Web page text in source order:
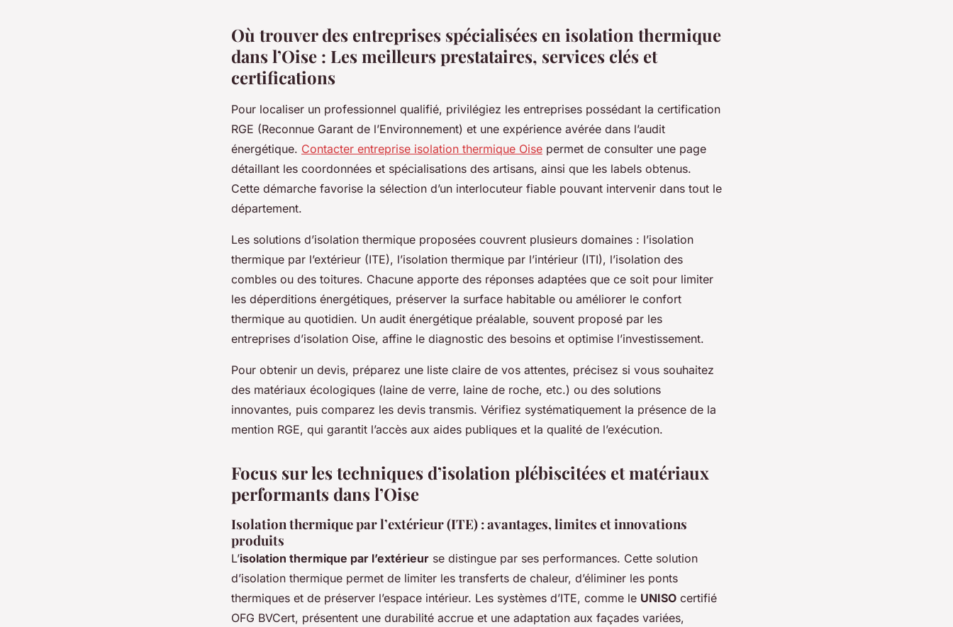
Où trouver des entreprises spécialisées en isolation thermique
dans l’Oise : Les meilleurs prestataires, services clés et
certifications
Pour localiser un professionnel qualifié, privilégiez les entreprises possédant la certification
RGE (Reconnue Garant de l’Environnement) et une expérience avérée dans l’audit
énergétique. Contacter entreprise isolation thermique Oise permet de consulter une page
détaillant les coordonnées et spécialisations des artisans, ainsi que les labels obtenus.
Cette démarche favorise la sélection d’un interlocuteur fiable pouvant intervenir dans tout le
département.
Les solutions d’isolation thermique proposées couvrent plusieurs domaines : l’isolation
thermique par l’extérieur (ITE), l’isolation thermique par l’intérieur (ITI), l’isolation des
combles ou des toitures. Chacune apporte des réponses adaptées que ce soit pour limiter
les déperditions énergétiques, préserver la surface habitable ou améliorer le confort
thermique au quotidien. Un audit énergétique préalable, souvent proposé par les
entreprises d’isolation Oise, affine le diagnostic des besoins et optimise l’investissement.
Pour obtenir un devis, préparez une liste claire de vos attentes, précisez si vous souhaitez
des matériaux écologiques (laine de verre, laine de roche, etc.) ou des solutions
innovantes, puis comparez les devis transmis. Vérifiez systématiquement la présence de la
mention RGE, qui garantit l’accès aux aides publiques et la qualité de l’exécution.
Focus sur les techniques d’isolation plébiscitées et matériaux
performants dans l’Oise
Isolation thermique par l’extérieur (ITE) : avantages, limites et innovations
produits
L’isolation thermique par l’extérieur se distingue par ses performances. Cette solution
d’isolation thermique permet de limiter les transferts de chaleur, d’éliminer les ponts
thermiques et de préserver l’espace intérieur. Les systèmes d’ITE, comme le UNISO certifié
OFG BVCert, présentent une durabilité accrue et une adaptation aux façades variées,